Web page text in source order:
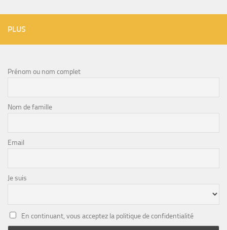
PLUS
Prénom ou nom complet
Nom de famille
Email
Je suis
En continuant, vous acceptez la politique de confidentialité